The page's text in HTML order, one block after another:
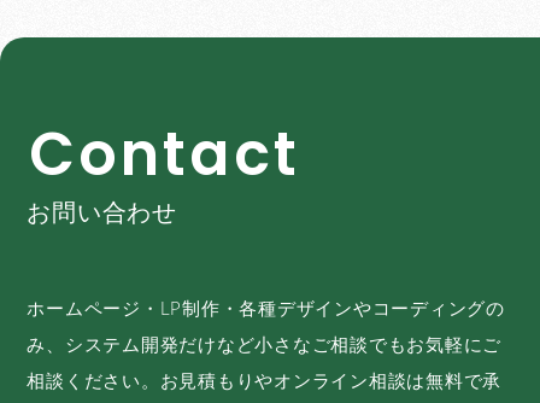
Contact
お問い合わせ
ホームページ・LP制作・各種デザインやコーディングの
み、システム開発だけなど小さなご相談でもお気軽にご
相談ください。お見積もりやオンライン相談は無料で承